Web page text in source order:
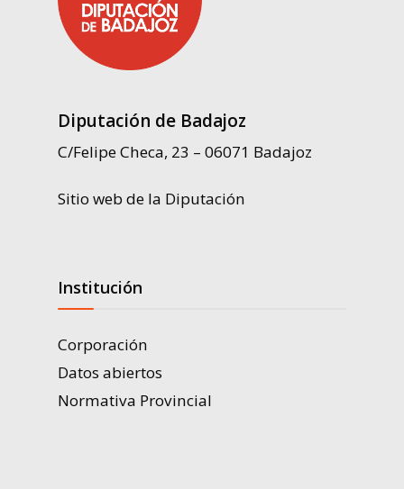
Diputación de Badajoz
C/Felipe Checa, 23 – 06071 Badajoz
Sitio web de la Diputación
Institución
Corporación
Datos abiertos
Normativa Provincial